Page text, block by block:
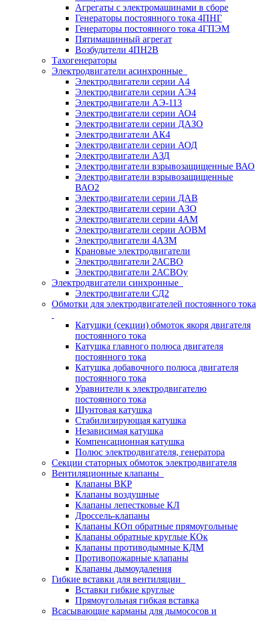
Агрегаты с электромашинами в сборе
Генераторы постоянного тока 4ПНГ
Генераторы постоянного тока 4ГПЭМ
Пятимашинный агрегат
Возбудители 4ПН2В
Тахогенераторы
Электродвигатели асинхронные
Электродвигатели серии А4
Электродвигатели серии АЭ4
Электродвигатели АЭ-113
Электродвигатели серии АО4
Электродвигатели серии ДАЗО
Электродвигатели АК4
Электродвигатели серии АОД
Электродвигатели АЗД
Электродвигатели взрывозащищенные ВАО
Электродвигатели взрывозащищенные
ВАО2
Электродвигатели серии ДАВ
Электродвигатели серии АЗО
Электродвигатели серии 4АМ
Электродвигатели серии АОВМ
Электродвигатели 4АЗМ
Крановые электродвигатели
Электродвигатели 2АСВО
Электродвигатели 2АСВОу
Электродвигатели синхронные
Электродвигатели СД2
Обмотки для электродвигателей постоянного тока
Катушки (секции) обмоток якоря двигателя
постоянного тока
Катушка главного полюса двигателя
постоянного тока
Катушка добавочного полюса двигателя
постоянного тока
Уравнители к электродвигателю
постоянного тока
Шунтовая катушка
Стабилизирующая катушка
Независимая катушка
Компенсационная катушка
Полюс электродвигателя, генератора
Секции статорных обмоток электродвигателя
Вентиляционные клапаны
Клапаны ВКР
Клапаны воздушные
Клапаны лепестковые КЛ
Дроссель-клапаны
Клапаны КОп обратные прямоугольные
Клапаны обратные круглые КОк
Клапаны противодымные КДМ
Противопожарные клапаны
Клапаны дымоудаления
Гибкие вставки для вентиляции
Вставки гибкие круглые
Прямоугольная гибкая вставка
Всасывающие карманы для дымососов и